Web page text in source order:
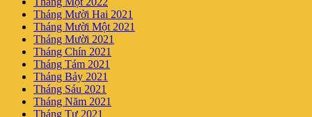
Tháng Mười Hai 2021
Tháng Mười Một 2021
Tháng Mười 2021
Tháng Chín 2021
Tháng Tám 2021
Tháng Bảy 2021
Tháng Sáu 2021
Tháng Năm 2021
Tháng Tư 2021